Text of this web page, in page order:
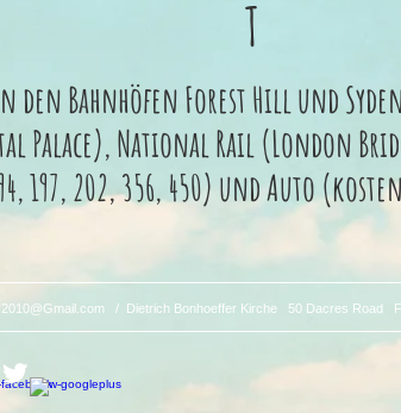
den Bahnhöfen Forest Hill und
Palace), National Rail (London
197, 202, 356, 450) und Auto
T
/ Dietrich Bonhoeffer Kirche 50 Dacres Road